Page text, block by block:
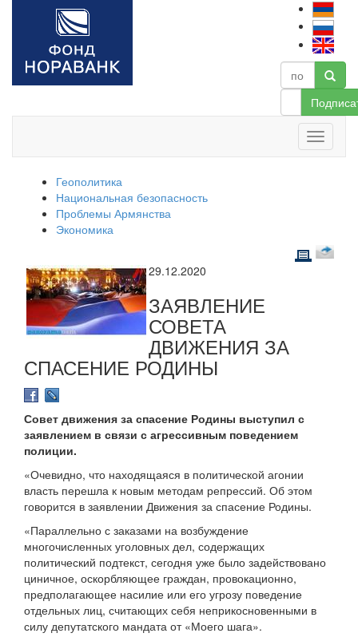
Геополитика
Национальная безопасность
Проблемы Армянства
Экономика
29.12.2020
ЗАЯВЛЕНИЕ
СОВЕТА
ДВИЖЕНИЯ ЗА
СПАСЕНИЕ РОДИНЫ
Совет движения за спасение Родины выступил с
заявлением в связи с агрессивным поведением
полиции.
«Очевидно, что находящаяся в политической агонии
власть перешла к новым методам репрессий. Об этом
говорится в заявлении Движения за спасение Родины.
«Параллельно с заказами на возбуждение
многочисленных уголовных дел, содержащих
политический подтекст, сегодня уже было задействовано
циничное, оскорбляющее граждан, провокационно,
предполагающее насилие или его угрозу поведение
отдельных лиц, считающих себя неприкосновенными в
силу депутатского мандата от «Моего шага».